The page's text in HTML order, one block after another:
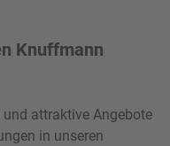
Knuffmann
attraktive Angebote
in unseren